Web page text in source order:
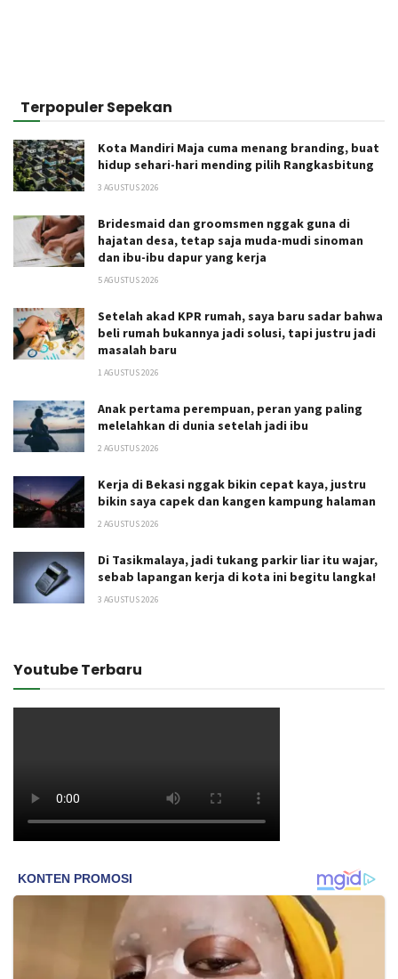
Terpopuler Sepekan
Kota Mandiri Maja cuma menang branding, buat
hidup sehari-hari mending pilih Rangkasbitung
3 AGUSTUS 2026
Bridesmaid dan groomsmen nggak guna di
hajatan desa, tetap saja muda-mudi sinoman
dan ibu-ibu dapur yang kerja
5 AGUSTUS 2026
Setelah akad KPR rumah, saya baru sadar bahwa
beli rumah bukannya jadi solusi, tapi justru jadi
masalah baru
1 AGUSTUS 2026
Anak pertama perempuan, peran yang paling
melelahkan di dunia setelah jadi ibu
2 AGUSTUS 2026
Kerja di Bekasi nggak bikin cepat kaya, justru
bikin saya capek dan kangen kampung halaman
2 AGUSTUS 2026
Di Tasikmalaya, jadi tukang parkir liar itu wajar,
sebab lapangan kerja di kota ini begitu langka!
3 AGUSTUS 2026
Youtube Terbaru